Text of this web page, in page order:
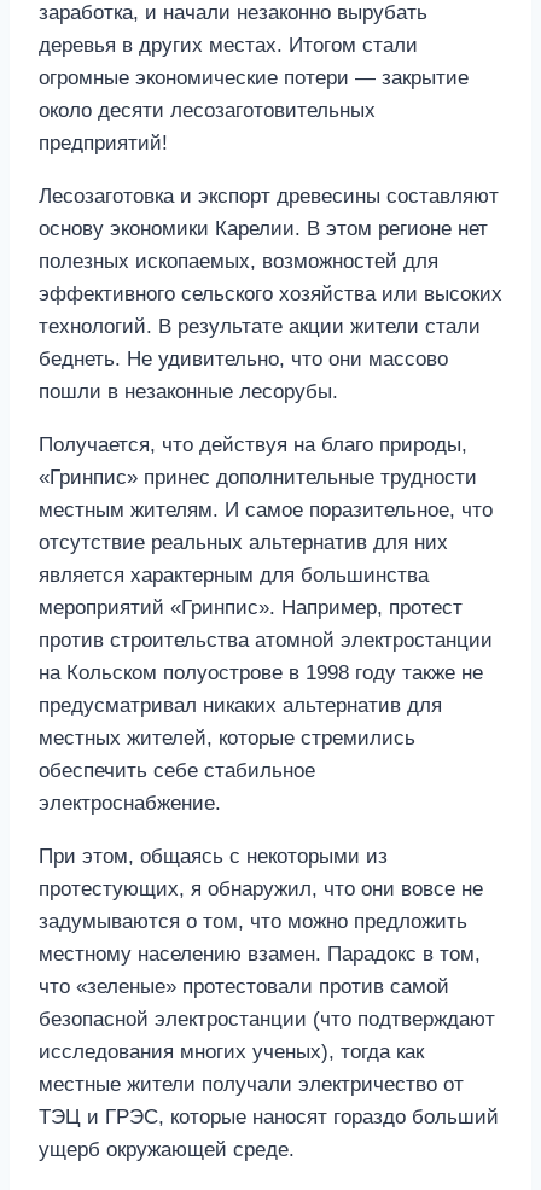
заработка, и начали незаконно вырубать
деревья в других местах. Итогом стали
огромные экономические потери — закрытие
около десяти лесозаготовительных
предприятий!
Лесозаготовка и экспорт древесины составляют
основу экономики Карелии. В этом регионе нет
полезных ископаемых, возможностей для
эффективного сельского хозяйства или высоких
технологий. В результате акции жители стали
беднеть. Не удивительно, что они массово
пошли в незаконные лесорубы.
Получается, что действуя на благо природы,
«Гринпис» принес дополнительные трудности
местным жителям. И самое поразительное, что
отсутствие реальных альтернатив для них
является характерным для большинства
мероприятий «Гринпис». Например, протест
против строительства атомной электростанции
на Кольском полуострове в 1998 году также не
предусматривал никаких альтернатив для
местных жителей, которые стремились
обеспечить себе стабильное
электроснабжение.
При этом, общаясь с некоторыми из
протестующих, я обнаружил, что они вовсе не
задумываются о том, что можно предложить
местному населению взамен. Парадокс в том,
что «зеленые» протестовали против самой
безопасной электростанции (что подтверждают
исследования многих ученых), тогда как
местные жители получали электричество от
ТЭЦ и ГРЭС, которые наносят гораздо больший
ущерб окружающей среде.